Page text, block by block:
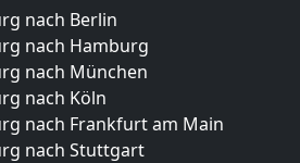
nach Berlin
nach Hamburg
nach München
nach Köln
nach Frankfurt am Main
nach Stuttgart